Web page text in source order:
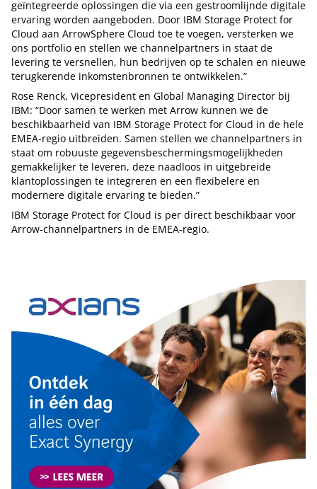
geïntegreerde oplossingen die via een gestroomlijnde digitale
ervaring worden aangeboden. Door IBM Storage Protect for
Cloud aan ArrowSphere Cloud toe te voegen, versterken we
ons portfolio en stellen we channelpartners in staat de
levering te versnellen, hun bedrijven op te schalen en nieuwe
terugkerende inkomstenbronnen te ontwikkelen.”
Rose Renck, Vicepresident en Global Managing Director bij
IBM: “Door samen te werken met Arrow kunnen we de
beschikbaarheid van IBM Storage Protect for Cloud in de hele
EMEA-regio uitbreiden. Samen stellen we channelpartners in
staat om robuuste gegevensbeschermingsmogelijkheden
gemakkelijker te leveren, deze naadloos in uitgebreide
klantoplossingen te integreren en een flexibelere en
modernere digitale ervaring te bieden.”
IBM Storage Protect for Cloud is per direct beschikbaar voor
Arrow-channelpartners in de EMEA-regio.